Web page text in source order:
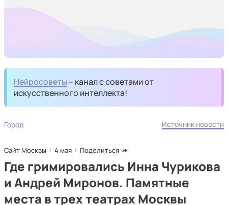
Нейросоветы – канал с советами от
искусственного интеллекта!
Город Источник новости
Сайт Москвы 4 мая Поделиться
Где гримировались Инна Чурикова
и Андрей Миронов. Памятные
места в трех театрах Москвы